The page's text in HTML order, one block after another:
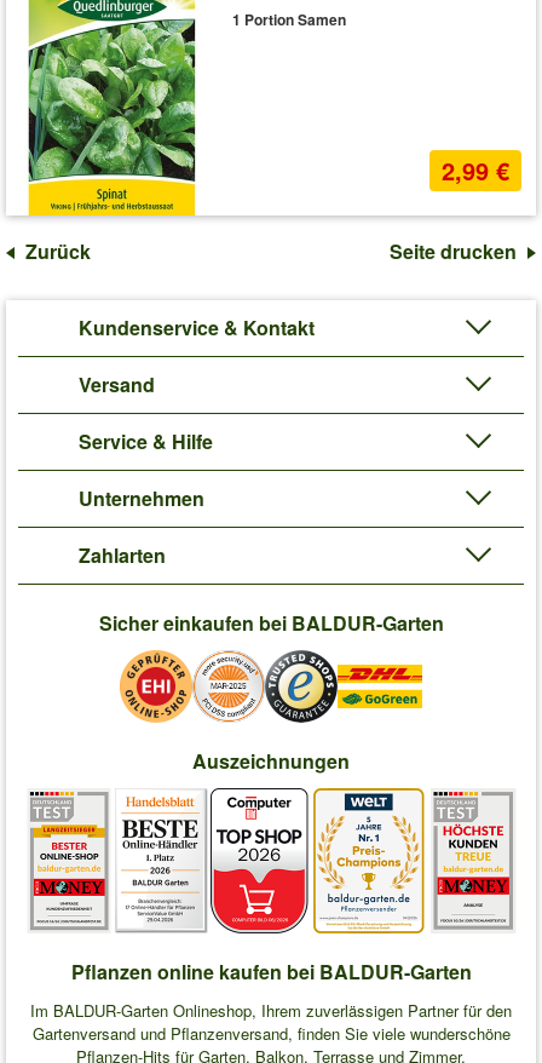
1 Portion Samen
2,99 €
Zurück Seite drucken
Kundenservice & Kontakt
Versand
Service & Hilfe
Unternehmen
Zahlarten
Sicher einkaufen bei BALDUR-Garten
Auszeichnungen
Pflanzen online kaufen bei BALDUR-Garten
Im BALDUR-Garten Onlineshop, Ihrem zuverlässigen Partner für den
Gartenversand und Pflanzenversand, finden Sie viele wunderschöne
Pflanzen-Hits für Garten, Balkon, Terrasse und Zimmer.